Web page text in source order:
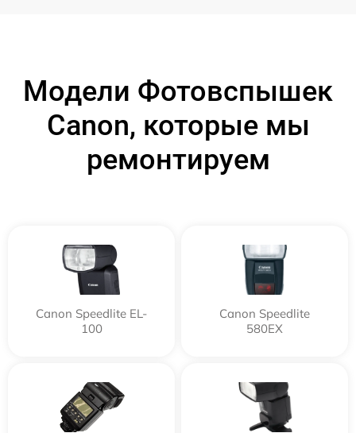
Модели Фотовспышек
Canon, которые мы
ремонтируем
Canon Speedlite EL-
100
Canon Speedlite
580EX